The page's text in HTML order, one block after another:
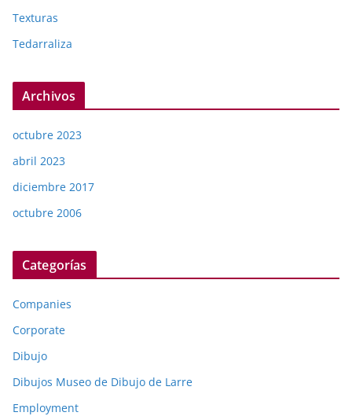
Texturas
Tedarraliza
Archivos
octubre 2023
abril 2023
diciembre 2017
octubre 2006
Categorías
Companies
Corporate
Dibujo
Dibujos Museo de Dibujo de Larre
Employment